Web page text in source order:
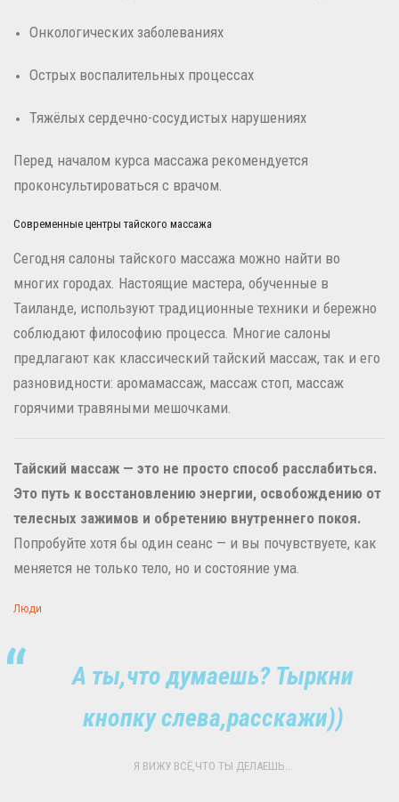
Онкологических заболеваниях
Острых воспалительных процессах
Тяжёлых сердечно-сосудистых нарушениях
Перед началом курса массажа рекомендуется
проконсультироваться с врачом.
Современные центры тайского массажа
Сегодня салоны тайского массажа можно найти во
многих городах. Настоящие мастера, обученные в
Таиланде, используют традиционные техники и бережно
соблюдают философию процесса. Многие салоны
предлагают как классический тайский массаж, так и его
разновидности: аромамассаж, массаж стоп, массаж
горячими травяными мешочками.
Тайский массаж — это не просто способ расслабиться.
Это путь к восстановлению энергии, освобождению от
телесных зажимов и обретению внутреннего покоя.
Попробуйте хотя бы один сеанс — и вы почувствуете, как
меняется не только тело, но и состояние ума.
Люди
А ты,что думаешь? Тыркни
кнопку слева,расскажи))
Я ВИЖУ ВСЁ,ЧТО ТЫ ДЕЛАЕШЬ...